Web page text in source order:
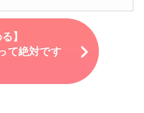
】
て絶対です